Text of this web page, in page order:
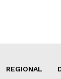
REGIONAL